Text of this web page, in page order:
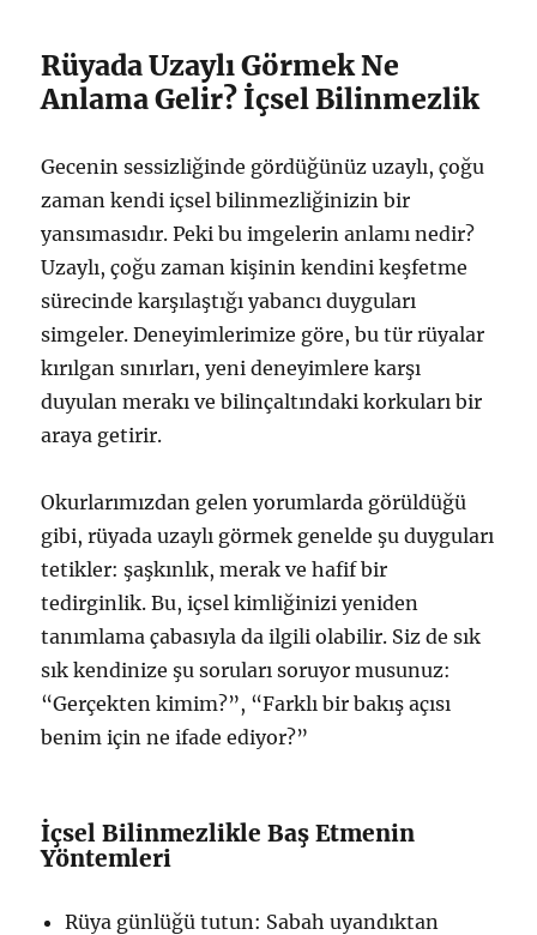
Rüyada Uzaylı Görmek Ne
Anlama Gelir? İçsel Bilinmezlik
Gecenin sessizliğinde gördüğünüz uzaylı, çoğu
zaman kendi içsel bilinmezliğinizin bir
yansımasıdır. Peki bu imgelerin anlamı nedir?
Uzaylı, çoğu zaman kişinin kendini keşfetme
sürecinde karşılaştığı yabancı duyguları
simgeler. Deneyimlerimize göre, bu tür rüyalar
kırılgan sınırları, yeni deneyimlere karşı
duyulan merakı ve bilinçaltındaki korkuları bir
araya getirir.
Okurlarımızdan gelen yorumlarda görüldüğü
gibi, rüyada uzaylı görmek genelde şu duyguları
tetikler: şaşkınlık, merak ve hafif bir
tedirginlik. Bu, içsel kimliğinizi yeniden
tanımlama çabasıyla da ilgili olabilir. Siz de sık
sık kendinize şu soruları soruyor musunuz:
“Gerçekten kimim?”, “Farklı bir bakış açısı
benim için ne ifade ediyor?”
İçsel Bilinmezlikle Baş Etmenin
Yöntemleri
Rüya günlüğü tutun: Sabah uyandıktan